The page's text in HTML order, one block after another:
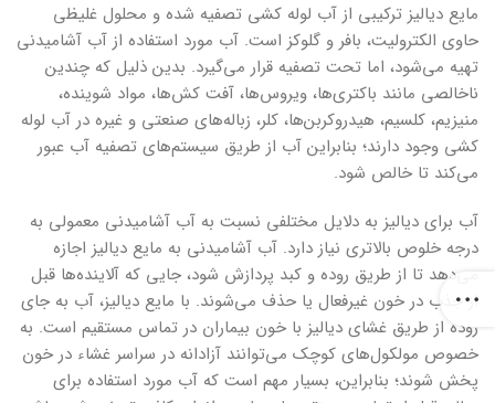
مایع دیالیز ترکیبی از آب لوله کشی تصفیه شده و محلول غلیظی
حاوی الکترولیت، بافر و گلوکز است. آب مورد استفاده از آب آشامیدنی
تهیه می‌شود، اما تحت تصفیه قرار می‌گیرد. بدین ذلیل که چندین
ناخالصی مانند باکتری‌ها، ویروس‌ها، آفت کش‌ها، مواد شوینده،
منیزیم، کلسیم، هیدروکربن‌ها، کلر، زباله‌های صنعتی و غیره در آب لوله
کشی وجود دارند؛ بنابراین آب از طریق سیستم‌های تصفیه آب عبور
می‌کند تا خالص شود.
آب برای دیالیز به دلایل مختلفی نسبت به آب آشامیدنی معمولی به
درجه خلوص بالاتری نیاز دارد. آب آشامیدنی به مایع دیالیز اجازه
می‌دهد تا از طریق روده و کبد پردازش شود، جایی که آلاینده‌ها قبل
از جذب در خون غیرفعال یا حذف می‌شوند. با مایع دیالیز، آب به جای
روده از طریق غشای دیالیز با خون بیماران در تماس مستقیم است. به
خصوص مولکول‌های کوچک می‌توانند آزادانه در سراسر غشاء در خون
پخش شوند؛ بنابراین، بسیار مهم است که آب مورد استفاده برای